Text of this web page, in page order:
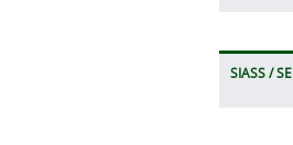
SIASS /